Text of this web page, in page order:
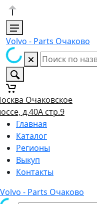
Volvo - Parts Очаково
Очаковское
д.40А стр.9
Главная
Каталог
Регионы
Выкуп
Контакты
Volvo - Parts Очаково